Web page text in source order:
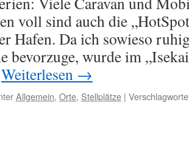
voll sind auch die
Hafen. Da ich sowieso
bevorzuge, wurde im
Weiterlesen →
Allgemein, Orte, Stellplätze |